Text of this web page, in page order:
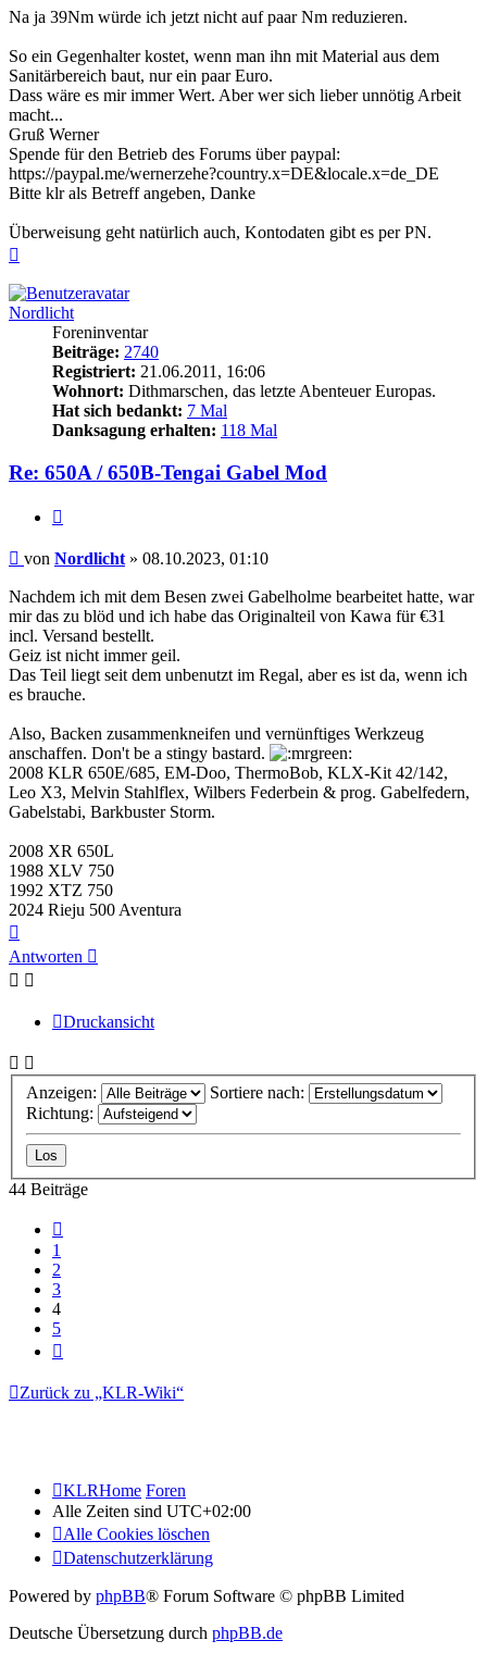
Na ja 39Nm würde ich jetzt nicht auf paar Nm reduzieren.
So ein Gegenhalter kostet, wenn man ihn mit Material aus dem
Sanitärbereich baut, nur ein paar Euro.
Dass wäre es mir immer Wert. Aber wer sich lieber unnötig Arbeit
macht...
Gruß Werner
Spende für den Betrieb des Forums über paypal:
https://paypal.me/wernerzehe?country.x=DE&locale.x=de_DE
Bitte klr als Betreff angeben, Danke
Überweisung geht natürlich auch, Kontodaten gibt es per PN.
Nordlicht
Foreninventar
Beiträge: 2740
Registriert: 21.06.2011, 16:06
Wohnort: Dithmarschen, das letzte Abenteuer Europas.
Hat sich bedankt: 7 Mal
Danksagung erhalten: 118 Mal
Re: 650A / 650B-Tengai Gabel Mod
Beitrag
von Nordlicht » 08.10.2023, 01:10
Nachdem ich mit dem Besen zwei Gabelholme bearbeitet hatte, war
mir das zu blöd und ich habe das Originalteil von Kawa für €31
incl. Versand bestellt.
Geiz ist nicht immer geil.
Das Teil liegt seit dem unbenutzt im Regal, aber es ist da, wenn ich
es brauche.
Also, Backen zusammenkneifen und vernünftiges Werkzeug
anschaffen. Don't be a stingy bastard.
2008 KLR 650E/685, EM-Doo, ThermoBob, KLX-Kit 42/142,
Leo X3, Melvin Stahlflex, Wilbers Federbein & prog. Gabelfedern,
Gabelstabi, Barkbuster Storm.
2008 XR 650L
1988 XLV 750
1992 XTZ 750
2024 Rieju 500 Aventura
oben
Antworten
Druckansicht
Anzeigen:
Sortiere nach:
Richtung:
44 Beiträge
1
2
3
4
5
Zurück zu „KLR-Wiki“
KLRHome Foren
Alle Zeiten sind UTC+02:00
Alle Cookies löschen
Datenschutzerklärung
Powered by phpBB® Forum Software © phpBB Limited
Deutsche Übersetzung durch phpBB.de